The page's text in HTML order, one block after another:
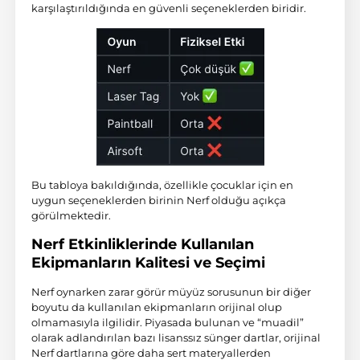
karşılaştırıldığında en güvenli seçeneklerden biridir.
Bu tabloya bakıldığında, özellikle çocuklar için en
uygun seçeneklerden birinin Nerf olduğu açıkça
görülmektedir.
Nerf Etkinliklerinde Kullanılan
Ekipmanların Kalitesi ve Seçimi
Nerf oynarken zarar görür müyüz sorusunun bir diğer
boyutu da kullanılan ekipmanların orijinal olup
olmamasıyla ilgilidir. Piyasada bulunan ve “muadil”
olarak adlandırılan bazı lisanssız sünger dartlar, orijinal
Nerf dartlarına göre daha sert materyallerden